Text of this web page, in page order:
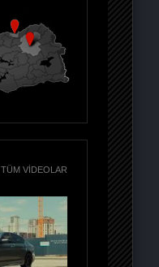
TÜM VIDEOLAR